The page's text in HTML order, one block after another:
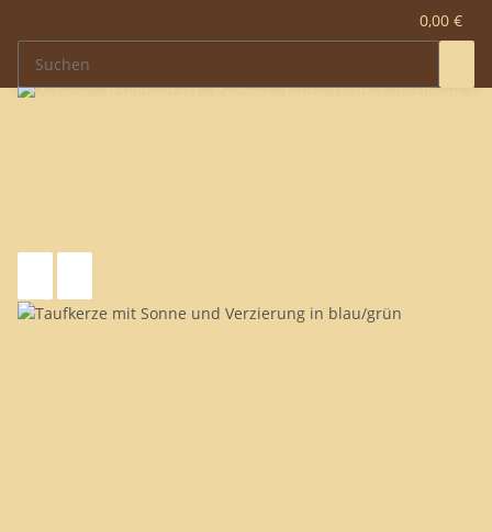
0,00 €